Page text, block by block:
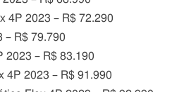
4P 2023 – R$ 72.290
– R$ 79.790
2023 – R$ 83.190
4P 2023 – R$ 91.990